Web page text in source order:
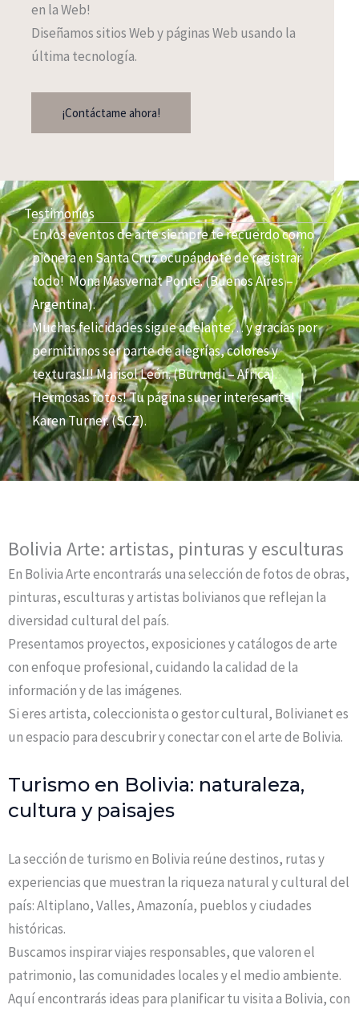
en la Web!
Diseñamos sitios Web y páginas Web usando la
última tecnología.
¡Contáctame ahora!
Testimonios
En los eventos de arte siempre te recuerdo como
pionera en Santa Cruz ocupándote de registrar
todo! Mona Masvernat Ponte. (Buenos Aires –
Argentina).
Muchas felicidades sigue adelante… y gracias por
permitirnos ser parte de alegrías, colores y
texturas!!! Marisol León. (Burundi – Africa).
Hermosas fotos! Tu página super interesante!
Karen Turner. (SCZ).
Bolivia Arte: artistas, pinturas y esculturas
En Bolivia Arte encontrarás una selección de fotos de obras,
pinturas, esculturas y artistas bolivianos que reflejan la
diversidad cultural del país.
Presentamos proyectos, exposiciones y catálogos de arte
con enfoque profesional, cuidando la calidad de la
información y de las imágenes.
Si eres artista, coleccionista o gestor cultural, Bolivianet es
un espacio para descubrir y conectar con el arte de Bolivia.
Turismo en Bolivia: naturaleza,
cultura y paisajes
La sección de turismo en Bolivia reúne destinos, rutas y
experiencias que muestran la riqueza natural y cultural del
país: Altiplano, Valles, Amazonía, pueblos y ciudades
históricas.
Buscamos inspirar viajes responsables, que valoren el
patrimonio, las comunidades locales y el medio ambiente.
Aquí encontrarás ideas para planificar tu visita a Bolivia, con